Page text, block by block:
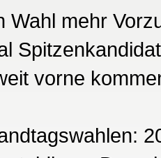
Wahl mehr
vorne